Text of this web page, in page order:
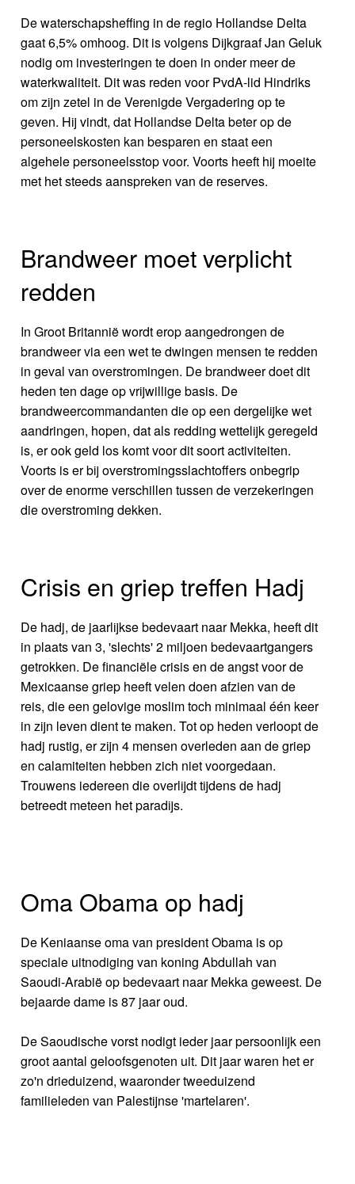
De waterschapsheffing in de regio Hollandse Delta
gaat 6,5% omhoog. Dit is volgens Dijkgraaf Jan Geluk
nodig om investeringen te doen in onder meer de
waterkwaliteit. Dit was reden voor PvdA-lid Hindriks
om zijn zetel in de Verenigde Vergadering op te
geven. Hij vindt, dat Hollandse Delta beter op de
personeelskosten kan besparen en staat een
algehele personeelsstop voor. Voorts heeft hij moeite
met het steeds aanspreken van de reserves.
Brandweer moet verplicht
redden
In Groot Britannië wordt erop aangedrongen de
brandweer via een wet te dwingen mensen te redden
in geval van overstromingen. De brandweer doet dit
heden ten dage op vrijwillige basis. De
brandweercommandanten die op een dergelijke wet
aandringen, hopen, dat als redding wettelijk geregeld
is, er ook geld los komt voor dit soort activiteiten.
Voorts is er bij overstromingsslachtoffers onbegrip
over de enorme verschillen tussen de verzekeringen
die overstroming dekken.
Crisis en griep treffen Hadj
De hadj, de jaarlijkse bedevaart naar Mekka, heeft dit
in plaats van 3, 'slechts' 2 miljoen bedevaartgangers
getrokken. De financiële crisis en de angst voor de
Mexicaanse griep heeft velen doen afzien van de
reis, die een gelovige moslim toch minimaal één keer
in zijn leven dient te maken. Tot op heden verloopt de
hadj rustig, er zijn 4 mensen overleden aan de griep
en calamiteiten hebben zich niet voorgedaan.
Trouwens iedereen die overlijdt tijdens de hadj
betreedt meteen het paradijs.
Oma Obama op hadj
De Keniaanse oma van president Obama is op
speciale uitnodiging van koning Abdullah van
Saoudi-Arabië op bedevaart naar Mekka geweest. De
bejaarde dame is 87 jaar oud.
De Saoudische vorst nodigt ieder jaar persoonlijk een
groot aantal geloofsgenoten uit. Dit jaar waren het er
zo'n drieduizend, waaronder tweeduizend
familieleden van Palestijnse 'martelaren'.